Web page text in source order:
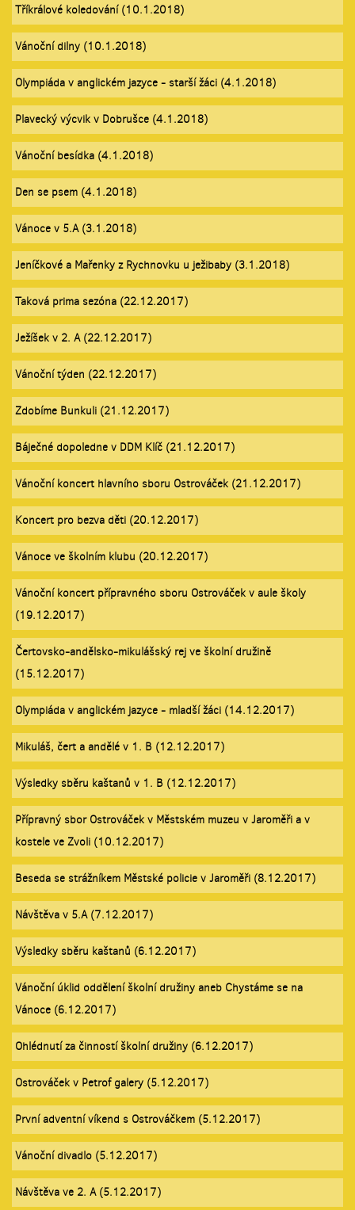
Tříkrálové koledování (10.1.2018)
Vánoční dilny (10.1.2018)
Olympiáda v anglickém jazyce - starší žáci (4.1.2018)
Plavecký výcvik v Dobrušce (4.1.2018)
Vánoční besídka (4.1.2018)
Den se psem (4.1.2018)
Vánoce v 5.A (3.1.2018)
Jeníčkové a Mařenky z Rychnovku u ježibaby (3.1.2018)
Taková prima sezóna (22.12.2017)
Ježíšek v 2. A (22.12.2017)
Vánoční týden (22.12.2017)
Zdobíme Bunkuli (21.12.2017)
Báječné dopoledne v DDM Klíč (21.12.2017)
Vánoční koncert hlavního sboru Ostrováček (21.12.2017)
Koncert pro bezva děti (20.12.2017)
Vánoce ve školním klubu (20.12.2017)
Vánoční koncert přípravného sboru Ostrováček v aule školy
(19.12.2017)
Čertovsko-andělsko-mikulášský rej ve školní družině
(15.12.2017)
Olympiáda v anglickém jazyce - mladší žáci (14.12.2017)
Mikuláš, čert a andělé v 1. B (12.12.2017)
Výsledky sběru kaštanů v 1. B (12.12.2017)
Přípravný sbor Ostrováček v Městském muzeu v Jaroměři a v
kostele ve Zvoli (10.12.2017)
Beseda se strážníkem Městské policie v Jaroměři (8.12.2017)
Návštěva v 5.A (7.12.2017)
Výsledky sběru kaštanů (6.12.2017)
Vánoční úklid oddělení školní družiny aneb Chystáme se na
Vánoce (6.12.2017)
Ohlédnutí za činností školní družiny (6.12.2017)
Ostrováček v Petrof galery (5.12.2017)
První adventní víkend s Ostrováčkem (5.12.2017)
Vánoční divadlo (5.12.2017)
Návštěva ve 2. A (5.12.2017)